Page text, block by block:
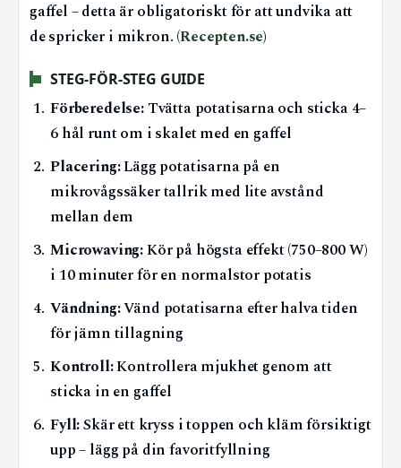
gaffel – detta är obligatoriskt för att undvika att
de spricker i mikron. (Recepten.se)
STEG-FÖR-STEG GUIDE
Förberedelse:Tvätta potatisarna och sticka 4–
6 hål runt om i skalet med en gaffel
Placering:Lägg potatisarna på en
mikrovågssäker tallrik med lite avstånd
mellan dem
Microwaving:Kör på högsta effekt (750–800 W)
i 10 minuter för en normalstor potatis
Vändning:Vänd potatisarna efter halva tiden
för jämn tillagning
Kontroll:Kontrollera mjukhet genom att
sticka in en gaffel
Fyll:Skär ett kryss i toppen och kläm försiktigt
upp – lägg på din favoritfyllning